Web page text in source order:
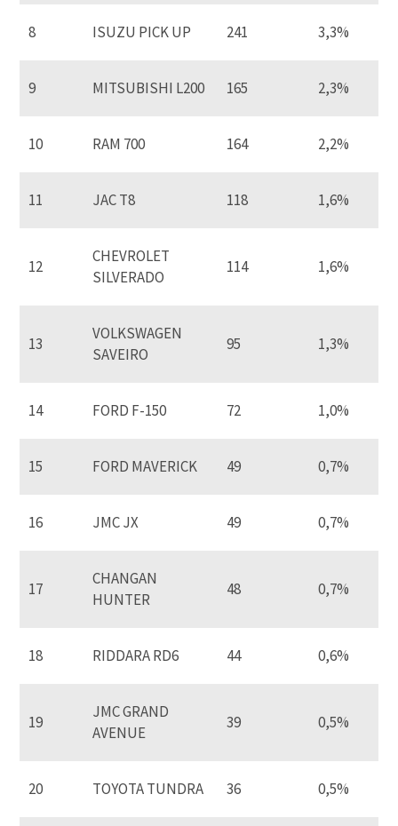
8 ISUZU PICK UP 241 3,3%
9 MITSUBISHI L200 165 2,3%
10 RAM 700 164 2,2%
11 JAC T8 118 1,6%
12
CHEVROLET
SILVERADO
114 1,6%
13
VOLKSWAGEN
SAVEIRO
95 1,3%
14 FORD F-150 72 1,0%
15 FORD MAVERICK 49 0,7%
16 JMC JX 49 0,7%
17
CHANGAN
HUNTER
48 0,7%
18 RIDDARA RD6 44 0,6%
19
JMC GRAND
AVENUE
39 0,5%
20 TOYOTA TUNDRA 36 0,5%